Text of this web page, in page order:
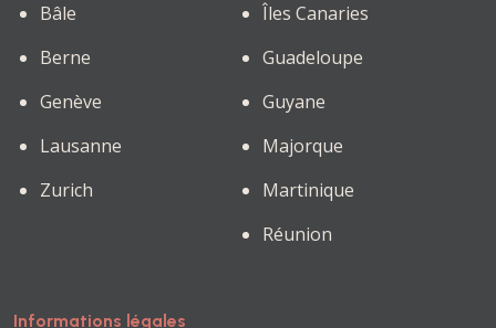
Bâle
Berne
Genève
Lausanne
Zurich
Îles Canaries
Guadeloupe
Guyane
Majorque
Martinique
Réunion
Informations légales